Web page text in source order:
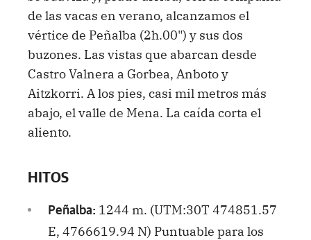
de las vacas en verano, alcanzamos el
vértice de Peñalba (2h.00") y sus dos
buzones. Las vistas que abarcan desde
Castro Valnera a Gorbea, Anboto y
Aitzkorri. A los pies, casi mil metros más
abajo, el valle de Mena. La caída corta el
aliento.
HITOS
Peñalba: 1244 m. (UTM:30T 474851.57
E, 4766619.94 N) Puntuable para los